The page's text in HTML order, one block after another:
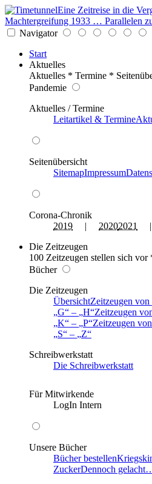
Eine Zeitreise in die
Machtergreifung 1933 … Parallelen
Navigator
Start
Aktuelles
Aktuelles * Termine *
Pandemie
Aktuelles / Termine
Leitartikel & Termine
Seitenübersicht
SitemapImpressum
Corona-Chronik
2019 | 20202021
Die Zeitzeugen
100 Zeitzeugen stellen sich
Bücher
Die Zeitzeugen
ÜbersichtZeitzeugen von
G
– H Zeitzeugen
K
– P Zeitzeugen von
S
–
Z
Schreibwerkstatt
Die Schreibwerkstatt
Für Mitwirkende
LogIn Intern
Unsere Bücher
Bücher bestellen
ZuckerDennoch